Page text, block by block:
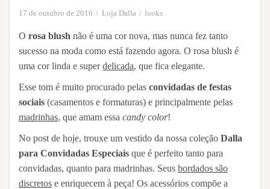
17 de outubro de 2016 Loja Dalla looks
O rosa blush não é uma cor nova, mas nunca fez tanto
sucesso na moda como está fazendo agora. O rosa blush é
uma cor linda e superdelicada, que fica elegante.
Esse tom é muito procurado pelas convidadas de festas
sociais (casamentos e formaturas) e principalmente pelas
madrinhas, que amam essa candy color!
No post de hoje, trouxe um vestido da nossa coleção Dalla
para Convidadas Especiais que é perfeito tanto para
convidadas, quanto para madrinhas. Seus bordados são
discretos e enriquecem à peça! Os acessórios compõe a